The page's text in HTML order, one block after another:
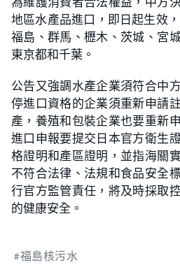
地區水產品進口，即日起生效
福島、群馬、櫪木、茨城、宮
東京都和千葉。
公告又強調水產企業須符合中
停進口資格的企業須重新申請
產，養殖和包裝企業也要重新
進口申報要提交日本官方衛生
格證明和產區證明，並指海關
不符合法律、法規和食品安全
行官方監管責任，將及時採取
的健康安全。
福島核污水